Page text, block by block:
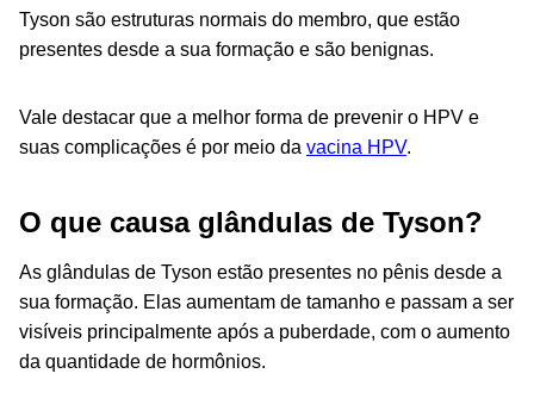
Tyson são estruturas normais do membro, que estão
presentes desde a sua formação e são benignas.
Vale destacar que a melhor forma de prevenir o HPV e
suas complicações é por meio da vacina HPV.
O que causa glândulas de Tyson?
As glândulas de Tyson estão presentes no pênis desde a
sua formação. Elas aumentam de tamanho e passam a ser
visíveis principalmente após a puberdade, com o aumento
da quantidade de hormônios.